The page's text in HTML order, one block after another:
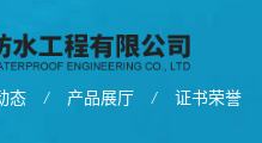
态 / 产品展厅 / 证书荣誉